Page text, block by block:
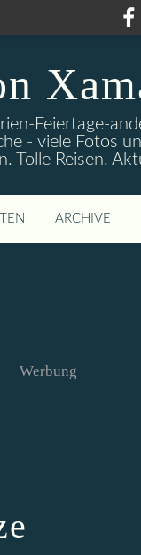
Feiertage-
- viele Fotos
Tolle Reisen.
ARCHIVE
Werbung